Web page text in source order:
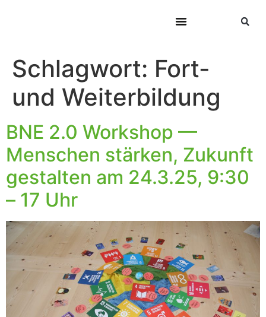
Schlagwort: Fort-
und Weiterbildung
BNE 2.0 Workshop —
Menschen stärken, Zukunft
gestalten am 24.3.25, 9:30
– 17 Uhr